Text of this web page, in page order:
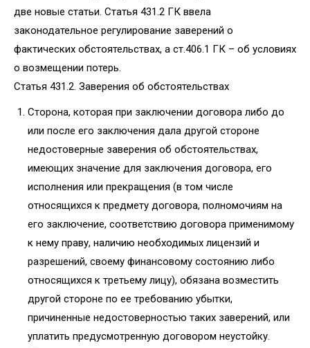
две новые статьи. Статья 431.2 ГК ввела
законодательное регулирование заверений о
фактических обстоятельствах, а ст.406.1 ГК – об условиях
о возмещении потерь.
Статья 431.2. Заверения об обстоятельствах
Сторона, которая при заключении договора либо до
или после его заключения дала другой стороне
недостоверные заверения об обстоятельствах,
имеющих значение для заключения договора, его
исполнения или прекращения (в том числе
относящихся к предмету договора, полномочиям на
его заключение, соответствию договора применимому
к нему праву, наличию необходимых лицензий и
разрешений, своему финансовому состоянию либо
относящихся к третьему лицу), обязана возместить
другой стороне по ее требованию убытки,
причиненные недостоверностью таких заверений, или
уплатить предусмотренную договором неустойку.